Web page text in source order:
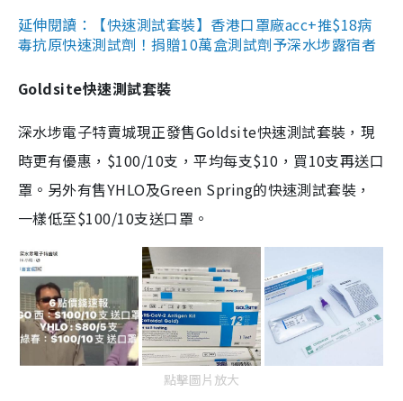
延伸閱讀：【快速測試套裝】香港口罩廠acc+推$18病
毒抗原快速測試劑！捐贈10萬盒測試劑予深水埗露宿者
Goldsite快速測試套裝
深水埗電子特賣城現正發售Goldsite快速測試套裝，現
時更有優惠，$100/10支，平均每支$10，買10支再送口
罩。另外有售YHLO及Green Spring的快速測試套裝，
一樣低至$100/10支送口罩。
點擊圖片放大